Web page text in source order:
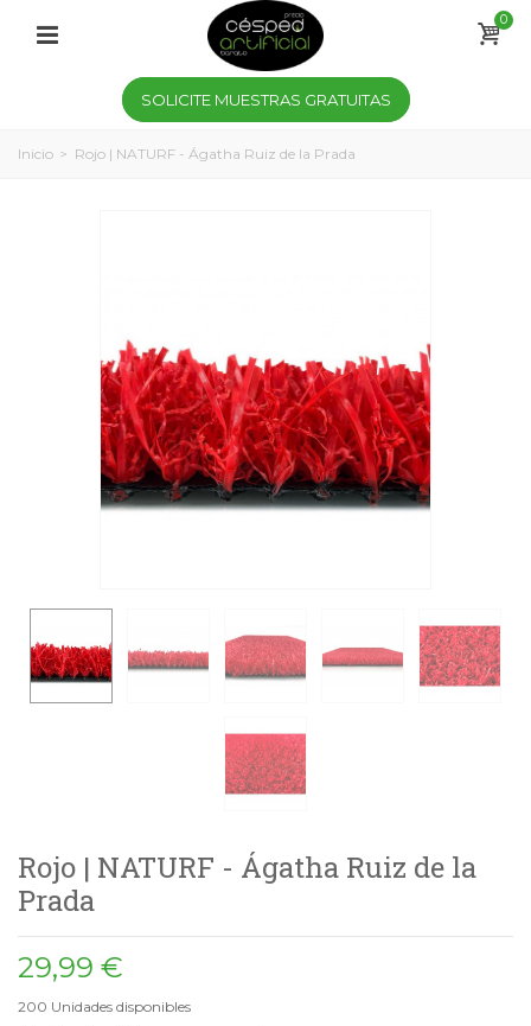
0
SOLICITE MUESTRAS GRATUITAS
Inicio > Rojo | NATURF - Ágatha Ruiz de la Prada
Rojo | NATURF - Ágatha Ruiz de la
Prada
29,99 €
200 Unidades disponibles